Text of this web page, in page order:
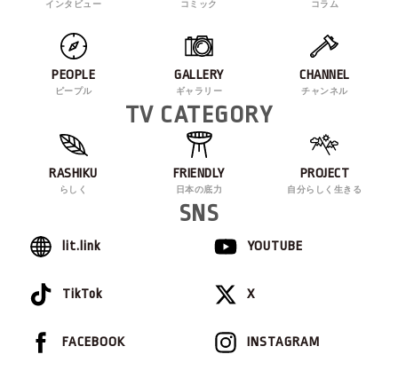
インタビュー コミック コラム
PEOPLE
ピープル
GALLERY
ギャラリー
CHANNEL
チャンネル
TV CATEGORY
RASHIKU
らしく
FRIENDLY
日本の底力
PROJECT
自分らしく生きる
SNS
lit.link YOUTUBE
TikTok X
INSTAGRAM
FACEBOOK